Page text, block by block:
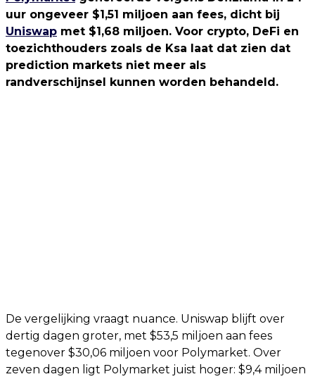
uur ongeveer $1,51 miljoen aan fees, dicht bij
Uniswap met $1,68 miljoen. Voor crypto, DeFi en
toezichthouders zoals de Ksa laat dat zien dat
prediction markets niet meer als
randverschijnsel kunnen worden behandeld.
De vergelijking vraagt nuance. Uniswap blijft over
dertig dagen groter, met $53,5 miljoen aan fees
tegenover $30,06 miljoen voor Polymarket. Over
zeven dagen ligt Polymarket juist hoger: $9,4 miljoen